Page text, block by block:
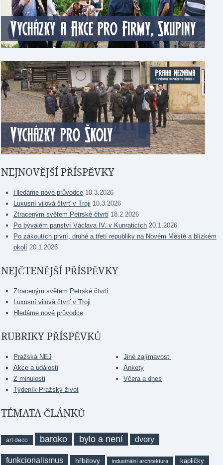
NEJNOVĚJŠÍ PŘÍSPĚVKY
Hledáme nové průvodce 10.3.2026
Luxusní vilová čtvrť v Troji 10.3.2026
Ztraceným světem Petrské čtvrti 18.2.2026
Po bývalém panství Václava IV. v Kunraticích 20.1.2026
Po zákoutích první, druhé a třetí republiky na Novém Městě a blízkém
okolí 20.1.2026
NEJČTENĚJŠÍ PŘÍSPĚVKY
Ztraceným světem Petrské čtvrti
Luxusní vilová čtvrť v Troji
Hledáme nové průvodce
RUBRIKY PŘÍSPĚVKŮ
Pražská NEJ
Akce a události
Z minulosti
Týdeník Pražský život
Jiné zajímavosti
Ankety
Včera a dnes
TÉMATA ČLÁNKŮ
art deco baroko bylo a není dvory
funkcionalismus hřbitovy industriální architektura kapličky